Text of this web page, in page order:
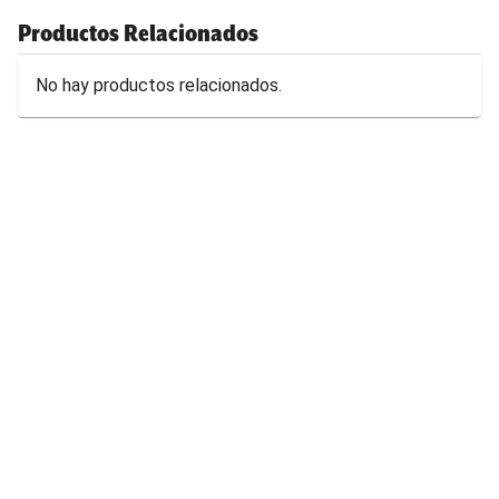
Productos Relacionados
No hay productos relacionados.